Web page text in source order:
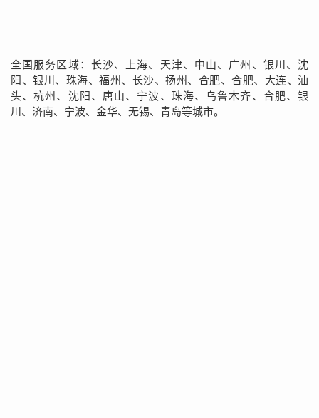
全国服务区域：长沙、上海、天津、中山、广州、银川、沈
阳、银川、珠海、福州、长沙、扬州、合肥、合肥、大连、汕
头、杭州、沈阳、唐山、宁波、珠海、乌鲁木齐、合肥、银
川、济南、宁波、金华、无锡、青岛等城市。